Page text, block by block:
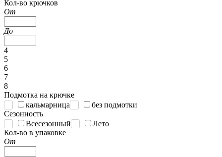
Кол-во крючков
От
До
4
5
6
7
8
Подмотка на крючке
кальмарница
без подмотки
Сезонность
Всесезонный
Лето
Кол-во в упаковке
От